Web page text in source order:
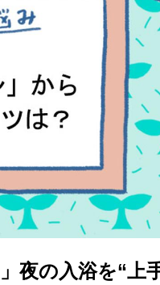
夜の入浴を“上